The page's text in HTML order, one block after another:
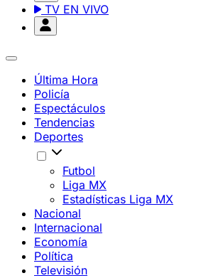
TV EN VIVO
Última Hora
Policía
Espectáculos
Tendencias
Deportes
Futbol
Liga MX
Estadísticas Liga MX
Nacional
Internacional
Economía
Política
Televisión